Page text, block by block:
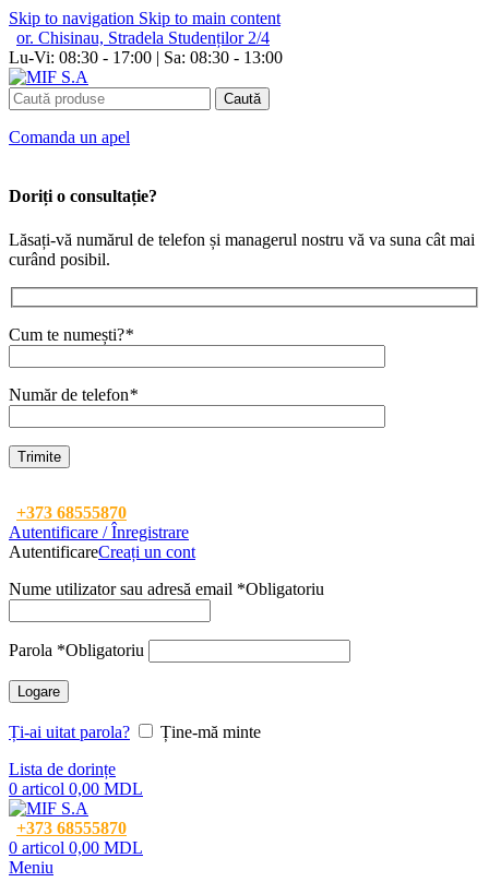
Skip to navigation Skip to main content
or. Chisinau, Stradela Studenților 2/4
Lu-Vi: 08:30 - 17:00 | Sa: 08:30 - 13:00
Caută
Сomanda un apel
Doriți o consultație?
Lăsați-vă numărul de telefon și managerul nostru vă va suna cât mai
curând posibil.
Cum te numești?*
Număr de telefon*
+373 68555870
Autentificare / Înregistrare
AutentificareCreați un cont
Nume utilizator sau adresă email *Obligatoriu
Parola *Obligatoriu
Logare
Ți-ai uitat parola?
Ține-mă minte
Lista de dorințe
0 articol 0,00 MDL
+373 68555870
0 articol 0,00 MDL
Meniu